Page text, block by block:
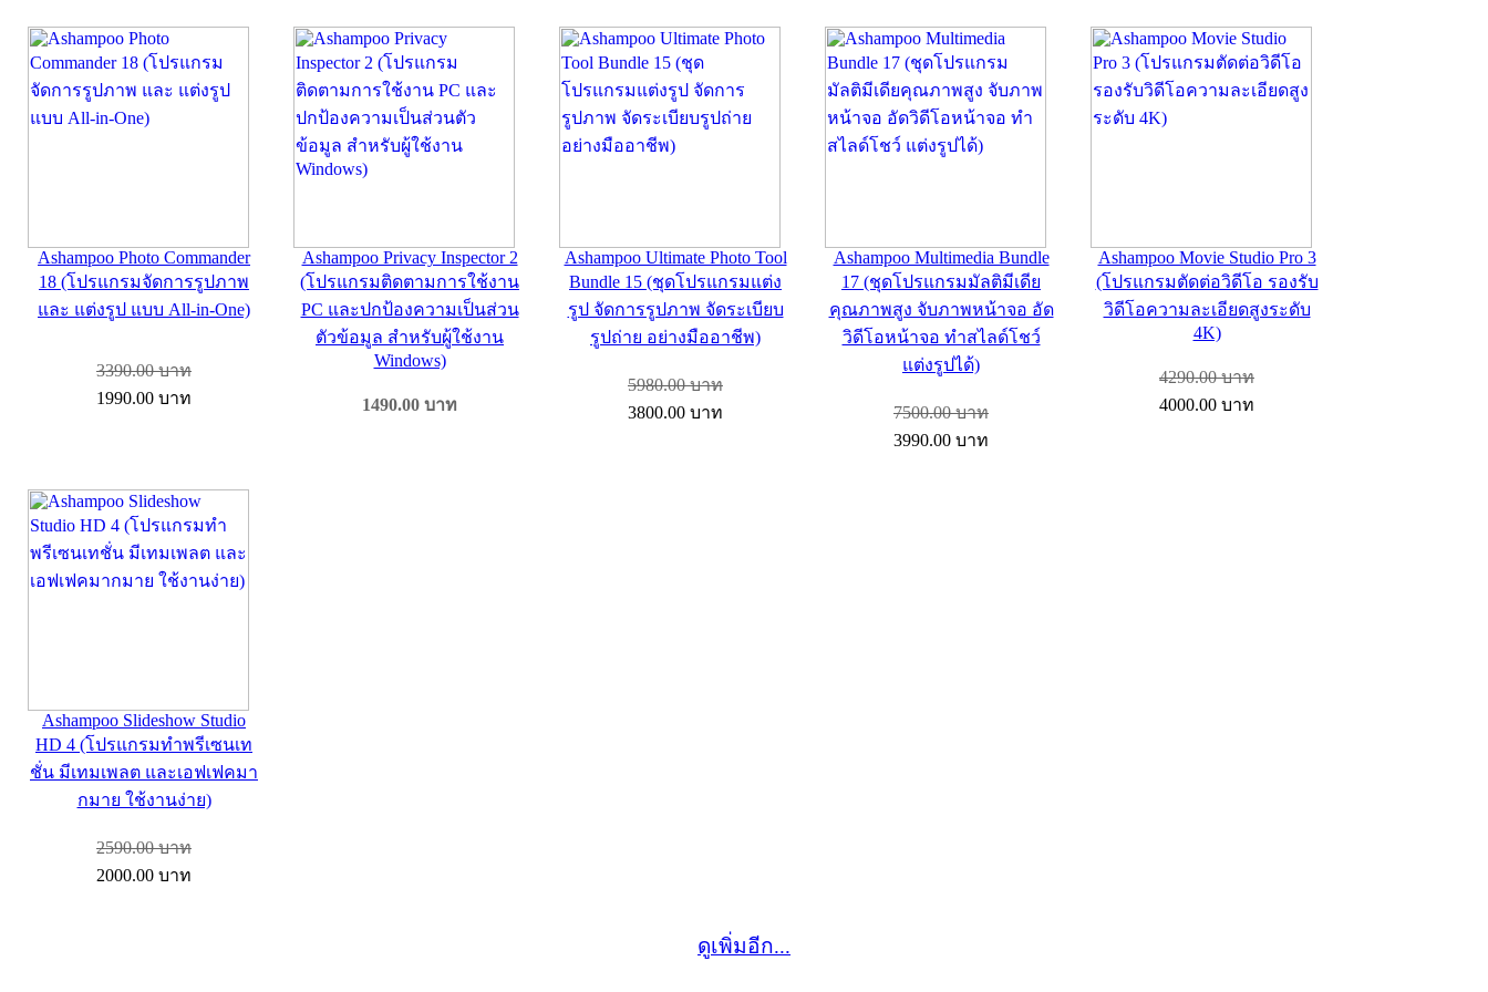
Ashampoo Photo Commander
18 (โปรแกรมจัดการรูปภาพ
และ แต่งรูป แบบ All-in-One)
3390.00บาท
1990.00 บาท
Ashampoo Privacy Inspector 2
(โปรแกรมติดตามการใช้งาน
PC และปกป้องความเป็นส่วน
ตัวข้อมูล สำหรับผู้ใช้งาน
Windows)
1490.00 บาท
Ashampoo Ultimate Photo Tool
Bundle 15 (ชุดโปรแกรมแต่ง
รูป จัดการรูปภาพ จัดระเบียบ
รูปถ่าย อย่างมืออาชีพ)
5980.00บาท
3800.00 บาท
Ashampoo Multimedia Bundle
17 (ชุดโปรแกรมมัลติมีเดีย
คุณภาพสูง จับภาพหน้าจอ อัด
วิดีโอหน้าจอ ทำสไลด์โชว์
แต่งรูปได้)
7500.00บาท
3990.00 บาท
Ashampoo Movie Studio Pro 3
(โปรแกรมตัดต่อวิดีโอ รองรับ
วิดีโอความละเอียดสูงระดับ
4K)
4290.00บาท
4000.00 บาท
Ashampoo Slideshow Studio
HD 4 (โปรแกรมทำพรีเซนเท
ชั่น มีเทมเพลต และเอฟเฟคมา
กมาย ใช้งานง่าย)
2590.00บาท
2000.00 บาท
ดูเพิ่มอีก...